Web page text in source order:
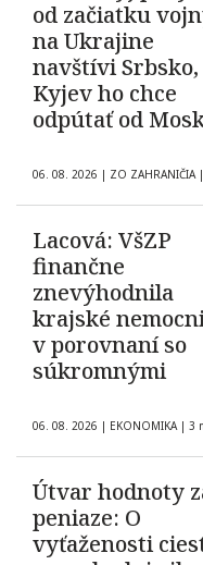
od začiatku
na Ukrajine
navštívi Srbsko,
Kyjev ho chce
odpútať od
06. 08. 2026 | ZO ZAHRANIČIA |
Lacová: VšZP
finančne
znevýhodnila
krajské
v porovnaní so
súkromnými
06. 08. 2026 | EKONOMIKA | 3
Útvar hodnoty
peniaze: O
vyťaženosti